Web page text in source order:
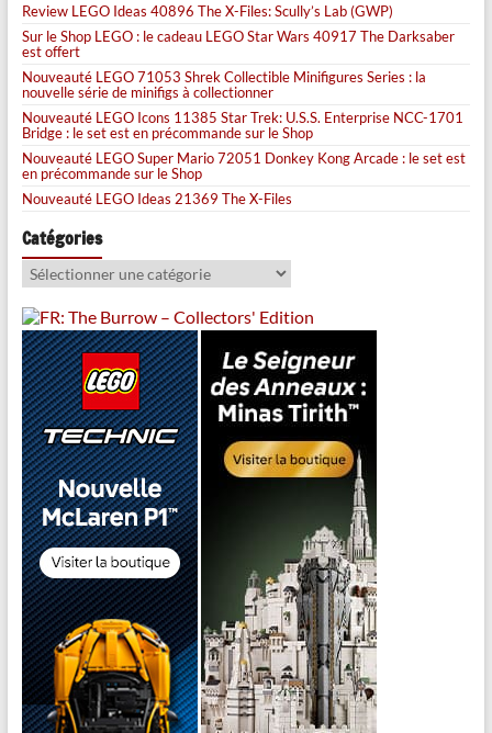
Review LEGO Ideas 40896 The X-Files: Scully’s Lab (GWP)
Sur le Shop LEGO : le cadeau LEGO Star Wars 40917 The Darksaber
est offert
Nouveauté LEGO 71053 Shrek Collectible Minifigures Series : la
nouvelle série de minifigs à collectionner
Nouveauté LEGO Icons 11385 Star Trek: U.S.S. Enterprise NCC-1701
Bridge : le set est en précommande sur le Shop
Nouveauté LEGO Super Mario 72051 Donkey Kong Arcade : le set est
en précommande sur le Shop
Nouveauté LEGO Ideas 21369 The X-Files
Catégories
Catégories